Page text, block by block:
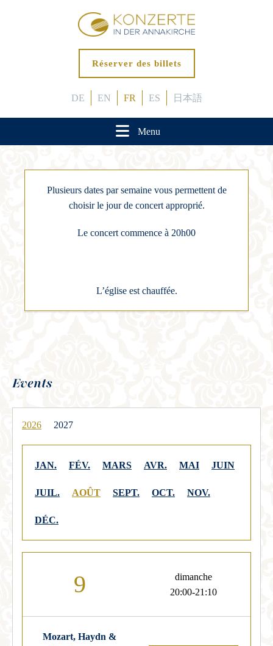
Réserver des billets
DE EN FR ES 日本語
Menu
Plusieurs dates par semaine vous permettent de
choisir le jour de concert approprié.
Le concert commence à 20h00
L’église est chauffée.
Events
2026 2027
JAN. FÉV. MARS AVR. MAI JUIN
JUIL. AOÛT SEPT. OCT. NOV.
DÉC.
9
dimanche
20:00-21:10
Mozart, Haydn &